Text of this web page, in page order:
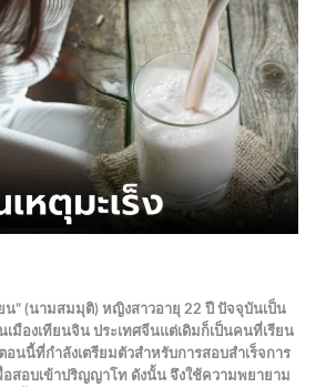
น” (นามสมมุติ) หญิงสาวอายุ 22 ปี ปัจจุบันเป็น
มืองเทียนจิน ประเทศจีนแต่เดิมก็เป็นคนที่เรียน
นนี้ที่กำลังเตรียมตัวสำหรับการสอบสำเร็จการ
อสอบเข้าปริญญาโท ดังนั้น จึงใช้ความพยายาม